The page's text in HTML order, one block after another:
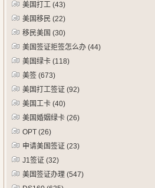
美国打工 (43)
美国移民 (22)
移民美国 (30)
美国签证拒签怎么办 (44)
美国绿卡 (118)
美签 (673)
美国打工签证 (92)
美国工卡 (40)
美国婚姻绿卡 (26)
OPT (26)
申请美国签证 (23)
J1签证 (32)
美国签证办理 (547)